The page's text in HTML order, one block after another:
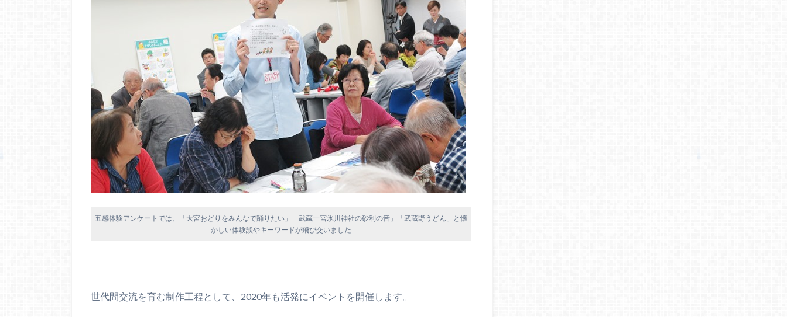
五感体験アンケートでは、「大宮おどりをみんなで踊りたい」「武蔵一宮氷川神社の砂利の音」「武蔵野うどん」と懐
かしい体験談やキーワードが飛び交いました
世代間交流を育む制作工程として、2020年も活発にイベントを開催します。